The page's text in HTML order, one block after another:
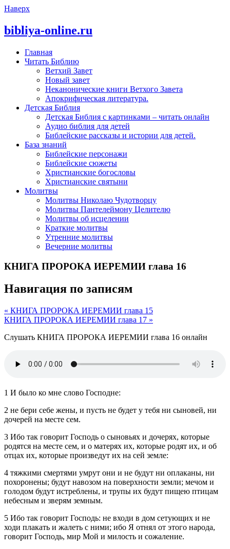
Наверх
bibliya-online.ru
Главная
Читать Библию
Ветхий Завет
Новый завет
Неканонические книги Ветхого Завета
Апокрифическая литература.
Детская Библия
Детская Библия с картинками – читать онлайн
Аудио библия для детей
Библейские рассказы и истории для детей.
База знаний
Библейские персонажи
Библейские сюжеты
Христианские богословы
Христианские святыни
Молитвы
Молитвы Николаю Чудотворцу
Молитвы Пантелеймону Целителю
Молитвы об исцелении
Краткие молитвы
Утренние молитвы
Вечерние молитвы
КНИГА ПРОРОКА ИЕРЕМИИ глава 16
Навигация по записям
« КНИГА ПРОРОКА ИЕРЕМИИ глава 15
КНИГА ПРОРОКА ИЕРЕМИИ глава 17 »
Слушать КНИГА ПРОРОКА ИЕРЕМИИ глава 16 онлайн
1 И было ко мне слово Господне:
2 не бери себе жены, и пусть не будет у тебя ни сыновей, ни
дочерей на месте сем.
3 Ибо так говорит Господь о сыновьях и дочерях, которые
родятся на месте сем, и о матерях их, которые родят их, и об
отцах их, которые произведут их на сей земле:
4 тяжкими смертями умрут они и не будут ни оплаканы, ни
похоронены; будут навозом на поверхности земли; мечом и
голодом будут истреблены, и трупы их будут пищею птицам
небесным и зверям земным.
5 Ибо так говорит Господь: не входи в дом сетующих и не
ходи плакать и жалеть с ними; ибо Я отнял от этого народа,
говорит Господь, мир Мой и милость и сожаление.